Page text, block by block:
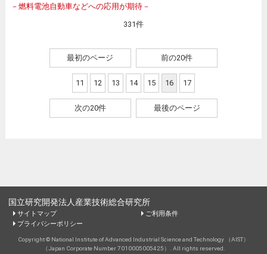
－燃料電池自動車などへの応用が期待－
331件
最初のページ 前の20件
11 12 13 14 15 16 17
次の20件 最後のページ
国立研究開発法人産業技術総合研究所
サイトマップ
ご利用条件
プライバシーポリシー
Copyright © National Institute of Advanced Industrial Science and Technology （AIST）
（Japan Corporate Number 7010005005425）. All rights reserved.